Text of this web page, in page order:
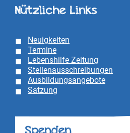
Nützliche Links
Neuigkeiten
Termine
Lebenshilfe Zeitung
Stellenausschreibungen
Ausbildungsangebote
Satzung